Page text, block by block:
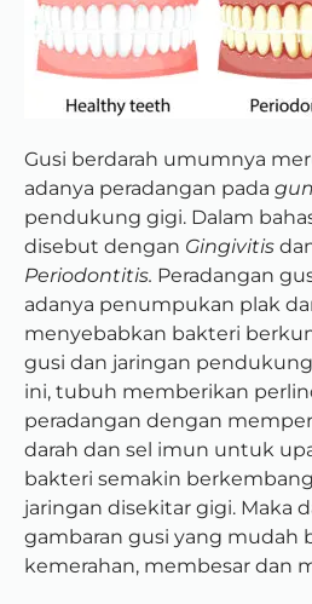
Gusi berdarah umumnya
adanya peradangan pada
pendukung gigi. Dalam
disebut dengan Gingivitis
Periodontitis. Peradangan
adanya penumpukan plak
menyebabkan bakteri
gusi dan jaringan
ini, tubuh memberikan
peradangan dengan
darah dan sel imun untuk
bakteri semakin
jaringan disekitar gigi. Maka
gambaran gusi yang mudah
kemerahan, membesar dan